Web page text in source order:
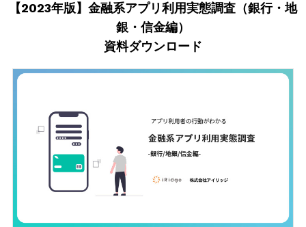
【2023年版】金融系アプリ利用実態調査（銀行・地
銀・信金編）
資料ダウンロード